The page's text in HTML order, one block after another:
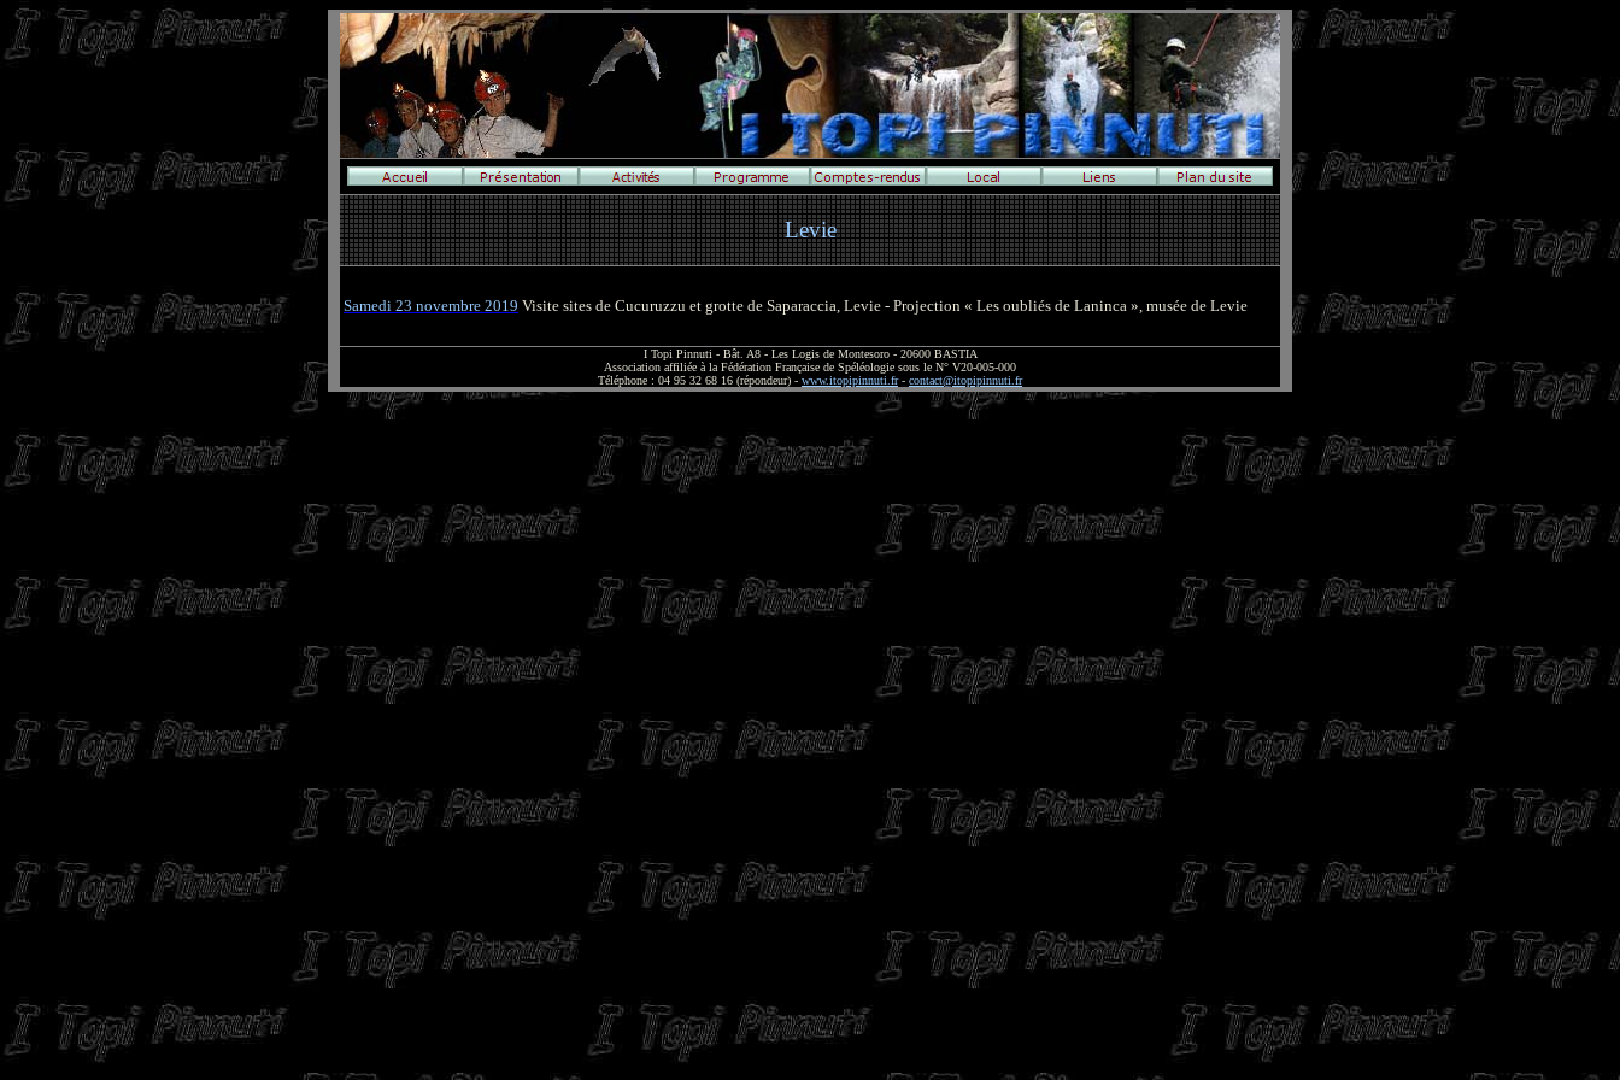
Levie
Samedi 23 novembre 2019 Visite sites de Cucuruzzu et grotte de Saparaccia, Levie - Projection « Les oubliés de Laninca », musée de Levie
I Topi Pinnuti - Bât. A8 - Les Logis de Montesoro - 20600 BASTIA
Association affiliée à la Fédération Française de Spéléologie sous le N° V20-005-000
Téléphone : 04 95 32 68 16 (répondeur) - www.itopipinnuti.fr- contact@itopipinnuti.fr